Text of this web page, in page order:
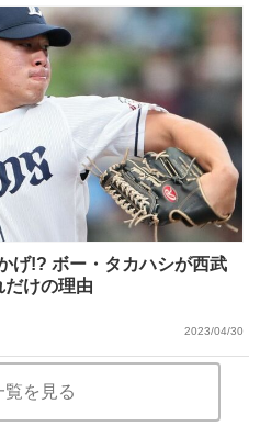
げ!? ボー・タカハシが西武
だけの理由
2023/04/30
覧を見る